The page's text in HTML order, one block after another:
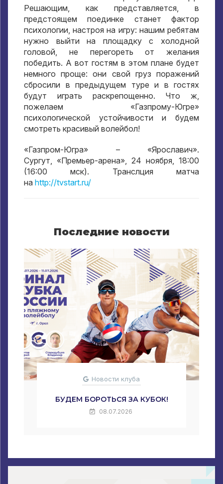
Решающим, как представляется, в
предстоящем поединке станет фактор
психологии, настроя на игру: нашим ребятам
нужно выйти на площадку с холодной
головой, не перегореть от желания
победить. А вот гостям в этом плане будет
немного проще: они свой груз поражений
сбросили в предыдущем туре и в гостях
будут играть раскрепощенно. Что ж,
пожелаем «Газпрому-Югре»
психологической устойчивости и будем
смотреть красивый волейбол!
«Газпром-Югра» – «Ярославич».
Сургут, «Премьер-арена», 24 ноября, 18:00
(16:00 мск). Транслция матча
на http://tvstart.ru/
Последние новости
Новости клуба
БУДЕМ БОРОТЬСЯ ЗА КУБОК!
08.07.2026